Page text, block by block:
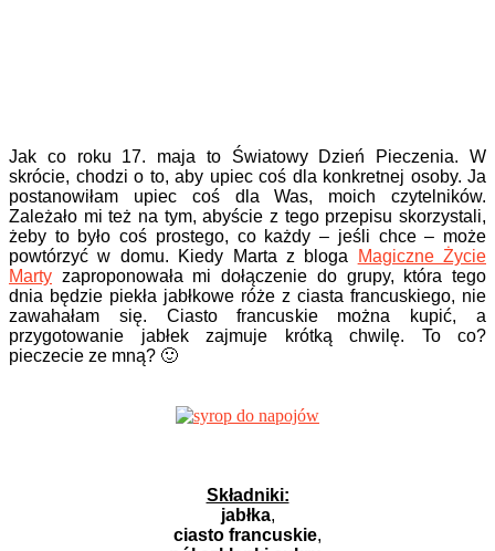
Jak co roku 17. maja to Światowy Dzień Pieczenia. W
skrócie, chodzi o to, aby upiec coś dla konkretnej osoby. Ja
postanowiłam upiec coś dla Was, moich czytelników.
Zależało mi też na tym, abyście z tego przepisu skorzystali,
żeby to było coś prostego, co każdy – jeśli chce – może
powtórzyć w domu. Kiedy Marta z bloga
Magiczne Życie
Marty zaproponowała mi dołączenie do grupy, która tego
dnia będzie piekła jabłkowe róże z ciasta francuskiego, nie
zawahałam się. Ciasto francuskie można kupić, a
przygotowanie jabłek zajmuje krótką chwilę. To co?
pieczecie ze mną? 🙂
Składniki:
jabłka,
ciasto francuskie,